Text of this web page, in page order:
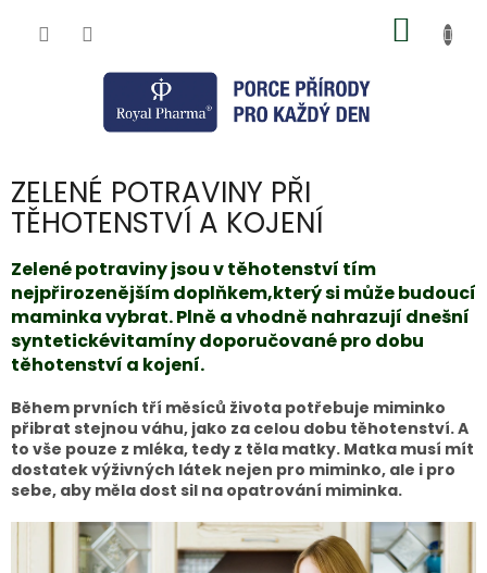
KOŠÍK
ZELENÉ POTRAVINY PŘI
TĚHOTENSTVÍ A KOJENÍ
Zelené potraviny jsou v těhotenství tím
nejpřirozenějším doplňkem,který si může budoucí
maminka vybrat. Plně a vhodně nahrazují dnešní
syntetickévitamíny doporučované pro dobu
těhotenství a kojení.
Během prvních tří měsíců života potřebuje miminko
přibrat stejnou váhu, jako za celou dobu těhotenství. A
to vše pouze z mléka, tedy z těla matky. Matka musí mít
dostatek výživných látek nejen pro miminko, ale i pro
sebe, aby měla dost sil na opatrování miminka.